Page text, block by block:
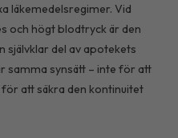
läkemedelsregimer. Vid
och högt blodtryck är den
självklar del av apotekets
samma synsätt – inte för att
att säkra den kontinuitet